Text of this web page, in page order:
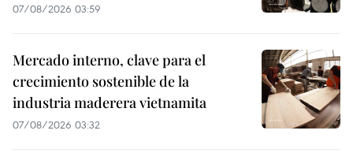
07/08/2026 03:59
Mercado interno, clave para el
crecimiento sostenible de la
industria maderera vietnamita
07/08/2026 03:32